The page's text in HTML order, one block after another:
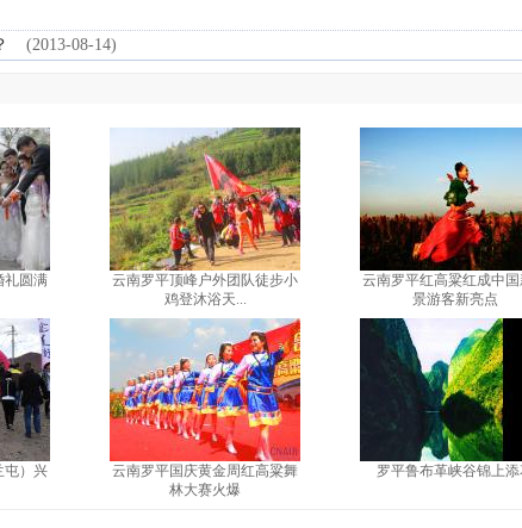
(2013-08-14)
礼圆满
屯）兴
云南罗平顶峰户外团队徒步小
鸡登沐浴天...
云南罗平国庆黄金周红高粱舞
林大赛火爆
云南罗平红高粱红成中
景游客新亮点
罗平鲁布革峡谷锦上